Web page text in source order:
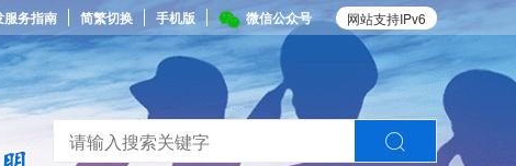
网站支持IPv6
服务指南 简繁切换 手机版 微信公众号